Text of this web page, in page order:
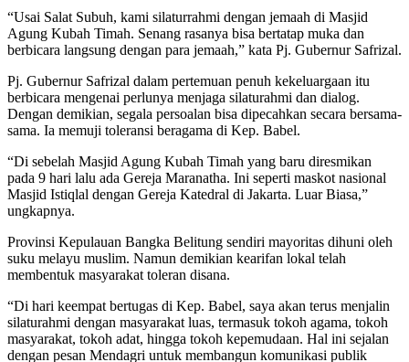
“Usai Salat Subuh, kami silaturrahmi dengan jemaah di Masjid
Agung Kubah Timah. Senang rasanya bisa bertatap muka dan
berbicara langsung dengan para jemaah,” kata Pj. Gubernur Safrizal.
Pj. Gubernur Safrizal dalam pertemuan penuh kekeluargaan itu
berbicara mengenai perlunya menjaga silaturahmi dan dialog.
Dengan demikian, segala persoalan bisa dipecahkan secara bersama-
sama. Ia memuji toleransi beragama di Kep. Babel.
“Di sebelah Masjid Agung Kubah Timah yang baru diresmikan
pada 9 hari lalu ada Gereja Maranatha. Ini seperti maskot nasional
Masjid Istiqlal dengan Gereja Katedral di Jakarta. Luar Biasa,”
ungkapnya.
Provinsi Kepulauan Bangka Belitung sendiri mayoritas dihuni oleh
suku melayu muslim. Namun demikian kearifan lokal telah
membentuk masyarakat toleran disana.
“Di hari keempat bertugas di Kep. Babel, saya akan terus menjalin
silaturahmi dengan masyarakat luas, termasuk tokoh agama, tokoh
masyarakat, tokoh adat, hingga tokoh kepemudaan. Hal ini sejalan
dengan pesan Mendagri untuk membangun komunikasi publik